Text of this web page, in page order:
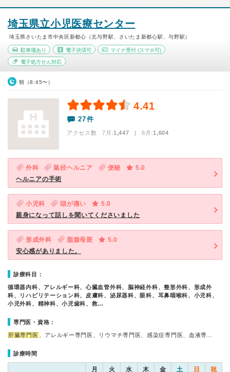
埼玉県立小児医療センター
埼玉県さいたま市中央区新都心（北与野駅、さいたま新都心駅、与野駅）
駐車場あり 電子決済可 マイナ受付 (スマホ可)
電子処方せん対応
朝（8:45〜）
4.41
27件
アクセス数 7月:1,447 | 6月:1,604
外科 鼠径ヘルニア 便秘
5.0
ヘルニアの手術
小児科 頭が痛い
5.0
親身になって話しを聞いてくださいました
形成外科 脂腺母斑
5.0
安心感がありました。
診療科目：
循環器内科、アレルギー科、心臓血管外科、脳神経外科、整形外科、形成外
科、リハビリテーション科、皮膚科、泌尿器科、眼科、耳鼻咽喉科、小児科、
小児外科、精神科、小児歯科、救…
専門医・資格：
肝臓専門医 、アレルギー専門医、リウマチ専門医、感染症専門医、血液専…
診療時間
月 火 水 木 金 土 日 祝